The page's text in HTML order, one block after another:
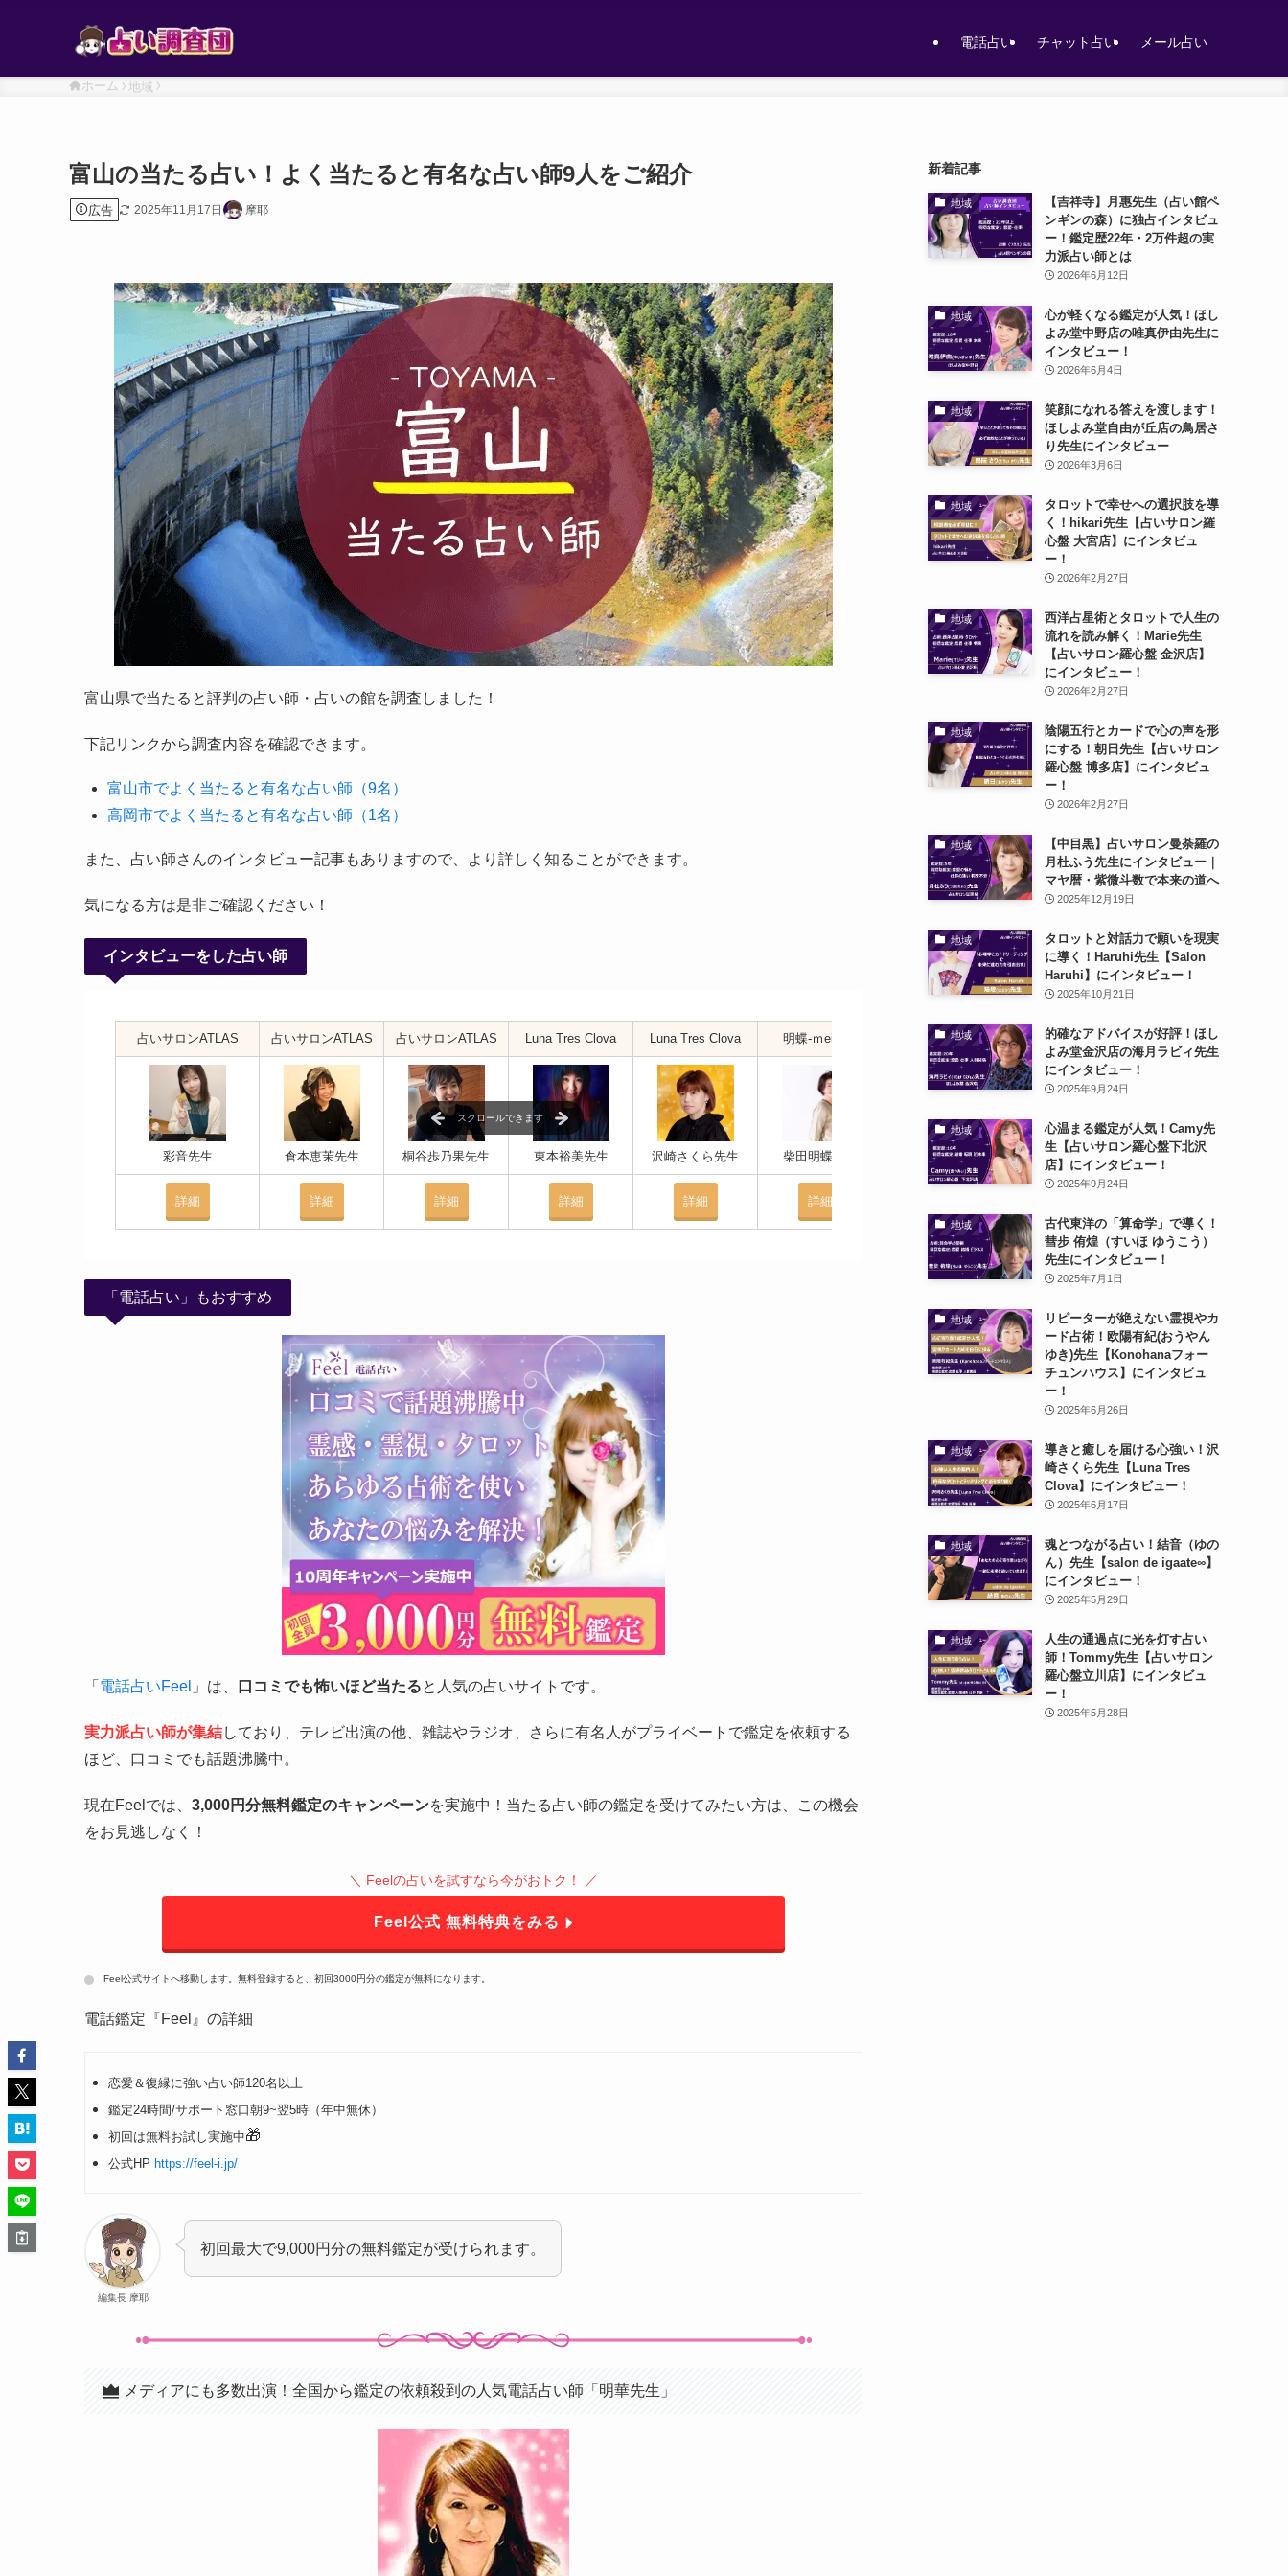
電話占い チャット占い メール占い
ホーム 地域
富山の当たる占い！よく当たると有名な占い師9人をご紹介
広告 2025年11月17日 摩耶
富山県で当たると評判の占い師・占いの館を調査しました！
下記リンクから調査内容を確認できます。
富山市でよく当たると有名な占い師（9名）
高岡市でよく当たると有名な占い師（1名）
また、占い師さんのインタビュー記事もありますので、より詳しく知ることができます。
気になる方は是非ご確認ください！
インタビューをした占い師
占いサロンATLAS 占いサロンATLAS 占いサロンATLAS Luna Tres Clova Luna Tres Clova 明蝶-ｍeicho-
彩音先生 倉本恵茉先生 桐谷歩乃果先生 東本裕美先生 沢崎さくら先生 柴田明蝶先生
詳細 詳細 詳細 詳細 詳細 詳細
スクロールできます
「電話占い」もおすすめ
「 電話占いFeel 」は、 口コミでも怖いほど当たると人気の占いサイトです。
実力派占い師が集結しており、テレビ出演の他、雑誌やラジオ、さらに有名人がプライベートで鑑定を依頼する
ほど、口コミでも話題沸騰中。
現在Feelでは、 3,000円分無料鑑定のキャンペーンを実施中！当たる占い師の鑑定を受けてみたい方は、この機会
をお見逃しなく！
＼ Feelの占いを試すなら今がおトク！ ／
Feel公式 無料特典をみる
Feel公式サイトへ移動します。無料登録すると、初回3000円分の鑑定が無料になります。
電話鑑定『Feel』の詳細
恋愛＆復縁に強い占い師120名以上
鑑定24時間/サポート窓口朝9~翌5時（年中無休）
初回は無料お試し実施中🎁
公式HP https://feel-i.jp/
編集長 摩耶
初回最大で9,000円分の無料鑑定が受けられます。
メディアにも多数出演！全国から鑑定の依頼殺到の人気電話占い師「明華先生」
新着記事
地域
【吉祥寺】月惠先生（占い館ペ
ンギンの森）に独占インタビュ
ー！鑑定歴22年・2万件超の実
力派占い師とは
2026年6月12日
地域
心が軽くなる鑑定が人気！ほし
よみ堂中野店の唯真伊由先生に
インタビュー！
2026年6月4日
地域
笑顔になれる答えを渡します！
ほしよみ堂自由が丘店の鳥居さ
り先生にインタビュー
2026年3月6日
地域
タロットで幸せへの選択肢を導
く！hikari先生【占いサロン羅
心盤 大宮店】にインタビュ
ー！
2026年2月27日
地域
西洋占星術とタロットで人生の
流れを読み解く！Marie先生
【占いサロン羅心盤 金沢店】
にインタビュー！
2026年2月27日
地域
陰陽五行とカードで心の声を形
にする！朝日先生【占いサロン
羅心盤 博多店】にインタビュ
ー！
2026年2月27日
地域
【中目黒】占いサロン曼荼羅の
月杜ふう先生にインタビュー｜
マヤ暦・紫微斗数で本来の道へ
2025年12月19日
地域
タロットと対話力で願いを現実
に導く！Haruhi先生【Salon
Haruhi】にインタビュー！
2025年10月21日
地域
的確なアドバイスが好評！ほし
よみ堂金沢店の海月ラビィ先生
にインタビュー！
2025年9月24日
地域
心温まる鑑定が人気！Camy先
生【占いサロン羅心盤下北沢
店】にインタビュー！
2025年9月24日
地域
古代東洋の「算命学」で導く！
彗步 侑煌（すいほ ゆうこう）
先生にインタビュー！
2025年7月1日
地域
リピーターが絶えない霊視やカ
ード占術！欧陽有紀(おうやん
ゆき)先生【Konohanaフォー
チュンハウス】にインタビュ
ー！
2025年6月26日
地域
導きと癒しを届ける心強い！沢
崎さくら先生【Luna Tres
Clova】にインタビュー！
2025年6月17日
地域
魂とつながる占い！結音（ゆの
ん）先生【salon de igaate∞】
にインタビュー！
2025年5月29日
地域
人生の通過点に光を灯す占い
師！Tommy先生【占いサロン
羅心盤立川店】にインタビュ
ー！
2025年5月28日